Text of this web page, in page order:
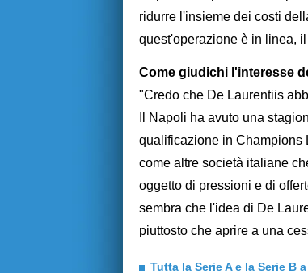
ridurre l'insieme dei costi
quest'operazione è in linea,
Come giudichi l'interesse
"Credo che De Laurentiis
Il Napoli ha avuto una
qualificazione in Champions
come altre società italiane
oggetto di pressioni e di
sembra che l'idea di De
piuttosto che aprire a una
Tutta la Serie A e la Serie B